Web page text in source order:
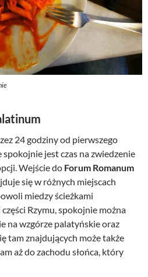
24 godziny od pierwszego
jest czas na zwiedzenie
Wejście do Forum Romanum
się w różnych miejscach
miedzy ścieżkami
Rzymu, spokojnie można
na wzgórze palatyńskie oraz
tam znajdujących może także
aż do zachodu słońca, który